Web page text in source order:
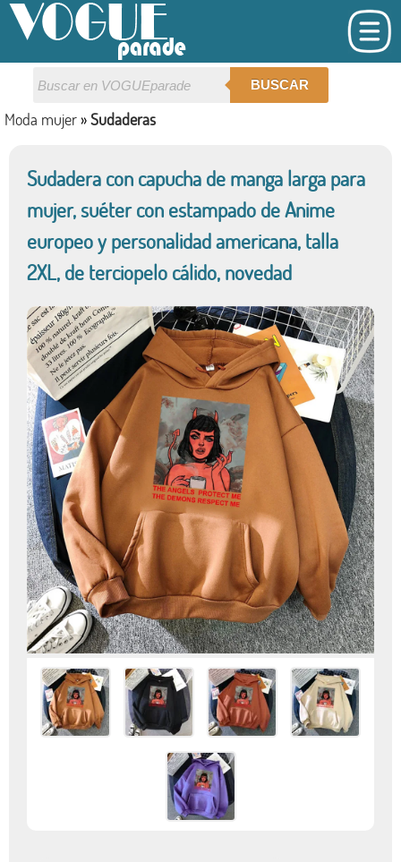
BUSCAR
Moda mujer »Sudaderas
Sudadera con capucha de manga larga para
mujer, suéter con estampado de Anime
europeo y personalidad americana, talla
2XL, de terciopelo cálido, novedad